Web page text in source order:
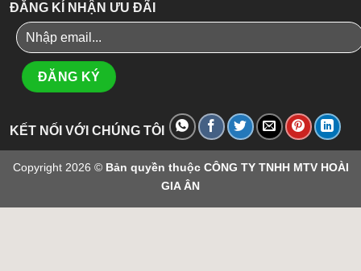
ĐĂNG KÍ NHẬN ƯU ĐÃI
KẾT NỐI VỚI CHÚNG TÔI
Copyright 2026 © Bản quyền thuộc CÔNG TY TNHH MTV HOÀI
GIA ÂN